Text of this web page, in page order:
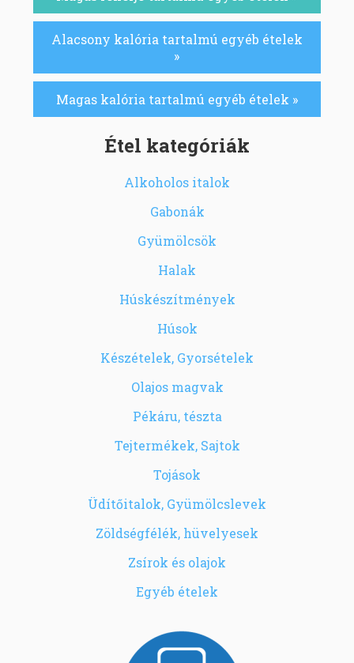
Alacsony kalória tartalmú egyéb ételek
»
Magas kalória tartalmú egyéb ételek »
Étel kategóriák
Alkoholos italok
Gabonák
Gyümölcsök
Halak
Húskészítmények
Húsok
Készételek, Gyorsételek
Olajos magvak
Pékáru, tészta
Tejtermékek, Sajtok
Tojások
Üdítőitalok, Gyümölcslevek
Zöldségfélék, hüvelyesek
Zsírok és olajok
Egyéb ételek